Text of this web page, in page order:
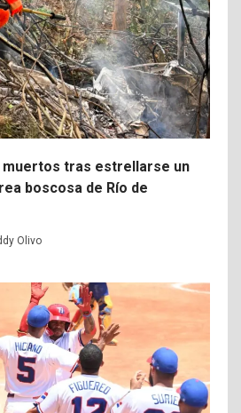
tras estrellarse un
boscosa de Río de
Olivo